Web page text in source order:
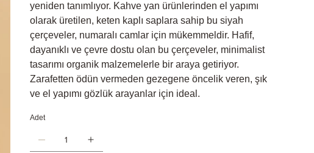
yeniden tanımlıyor. Kahve yan ürünlerinden el yapımı
olarak üretilen, keten kaplı saplara sahip bu siyah
çerçeveler, numaralı camlar için mükemmeldir. Hafif,
dayanıklı ve çevre dostu olan bu çerçeveler, minimalist
tasarımı organik malzemelerle bir araya getiriyor.
Zarafetten ödün vermeden gezegene öncelik veren, şık
ve el yapımı gözlük arayanlar için ideal.
Adet